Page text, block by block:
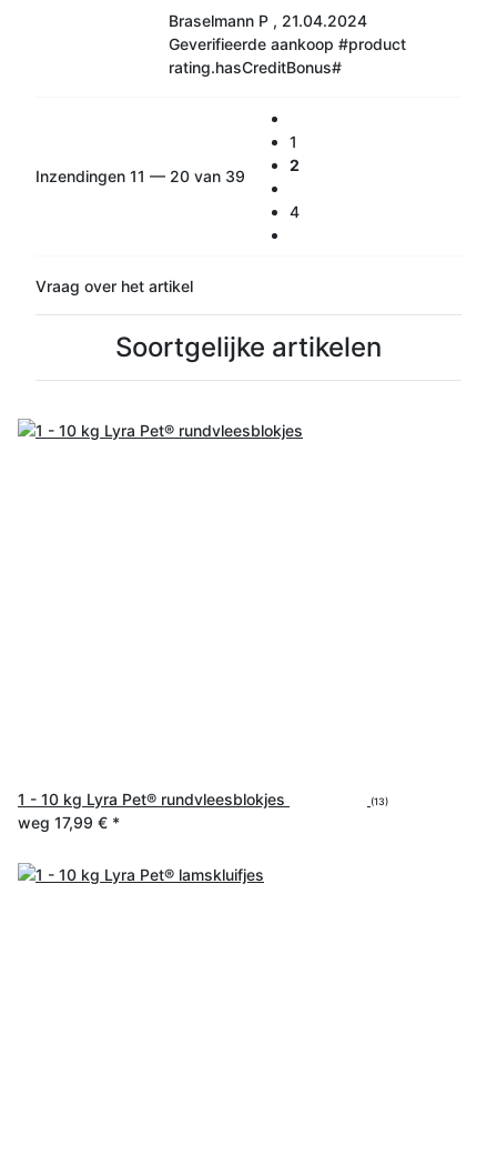
Braselmann P , 21.04.2024
Geverifieerde aankoop #product
rating.hasCreditBonus#
Inzendingen 11 — 20 van 39
1
2
4
Vraag over het artikel
Soortgelijke artikelen
1 - 10 kg Lyra Pet® rundvleesblokjes (13)
weg 17,99 € *